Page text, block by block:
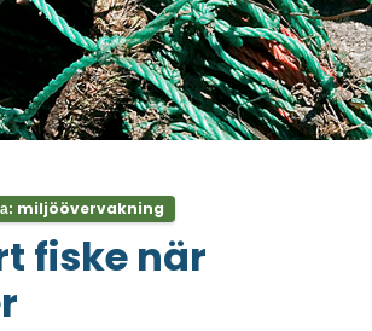
miljöövervakning
fiske när